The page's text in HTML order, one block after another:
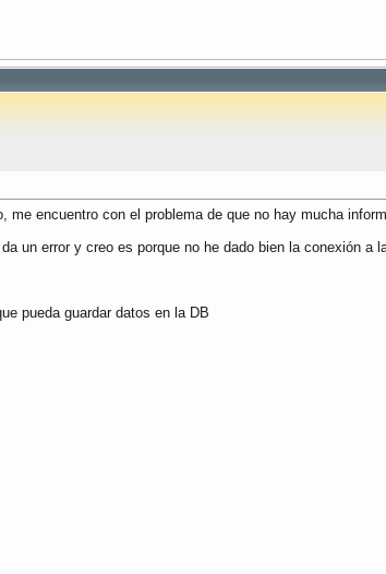
encuentro con el problema de que no hay mucha
un error y creo es porque no he dado bien la conexión a
pueda guardar datos en la DB